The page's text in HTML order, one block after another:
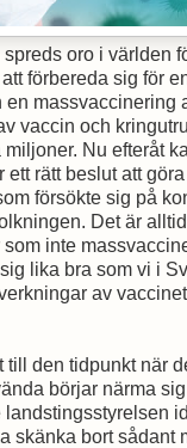
oro i världen
förbereda sig för
en massvaccinering
vaccin och
miljoner. Nu efteråt
ett rätt beslut att
försökte sig på
Det är
inte
lika bra som vi i
av
till den tidpunkt när
börjar närma
landstingsstyrelsen
skänka bort sådant